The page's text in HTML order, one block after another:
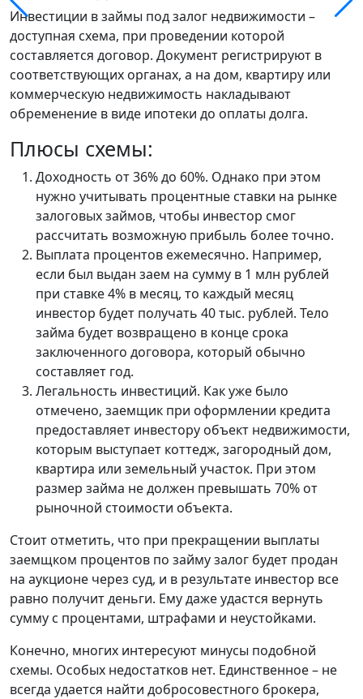
Инвестиции в займы под залог недвижимости –
доступная схема, при проведении которой
составляется договор. Документ регистрируют в
соответствующих органах, а на дом, квартиру или
коммерческую недвижимость накладывают
обременение в виде ипотеки до оплаты долга.
Плюсы схемы:
Доходность от 36% до 60%. Однако при этом
нужно учитывать процентные ставки на рынке
залоговых займов, чтобы инвестор смог
рассчитать возможную прибыль более точно.
Выплата процентов ежемесячно. Например,
если был выдан заем на сумму в 1 млн рублей
при ставке 4% в месяц, то каждый месяц
инвестор будет получать 40 тыс. рублей. Тело
займа будет возвращено в конце срока
заключенного договора, который обычно
составляет год.
Легальность инвестиций. Как уже было
отмечено, заемщик при оформлении кредита
предоставляет инвестору объект недвижимости,
которым выступает коттедж, загородный дом,
квартира или земельный участок. При этом
размер займа не должен превышать 70% от
рыночной стоимости объекта.
Стоит отметить, что при прекращении выплаты
заемщком процентов по займу залог будет продан
на аукционе через суд, и в результате инвестор все
равно получит деньги. Ему даже удастся вернуть
сумму с процентами, штрафами и неустойками.
Конечно, многих интересуют минусы подобной
схемы. Особых недостатков нет. Единственное – не
всегда удается найти добросовестного брокера,